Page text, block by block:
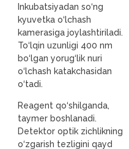
Inkubatsiyadan so‘ng
kyuvetka o‘lchash
kamerasiga joylashtiriladi.
To‘lqin uzunligi 400 nm
bo‘lgan yorug‘lik nuri
o‘lchash katakchasidan
o‘tadi.
Reagent qo‘shilganda,
taymer boshlanadi.
Detektor optik zichlikning
o‘zgarish tezligini qayd